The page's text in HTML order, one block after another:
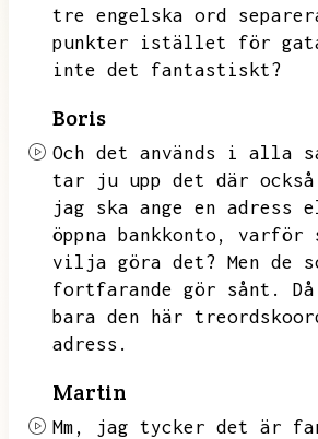
tre engelska ord
punkter istället för
inte det fantastiskt?
Boris
Och det används i alla
tar ju upp det där också
jag ska ange en adress
öppna bankkonto,
varför
vilja göra det? Men de
fortfarande gör sånt.
bara den här
adress.
Martin
Mm,
jag tycker det är